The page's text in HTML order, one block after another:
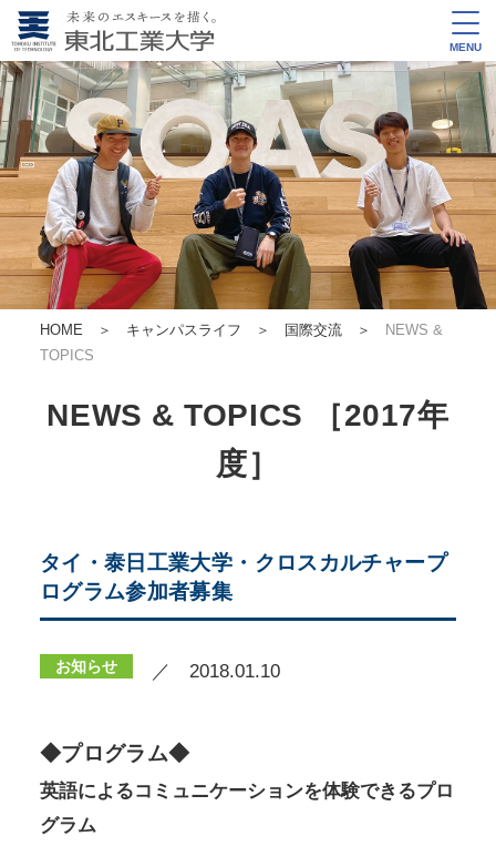
MENU
HOME ＞ キャンパスライフ ＞ 国際交流＞
NEWS &
TOPICS
NEWS & TOPICS ［2017年
度］
タイ・泰日工業大学・クロスカルチャープ
ログラム参加者募集
お知らせ ／ 2018.01.10
◆プログラム◆
英語によるコミュニケーションを体験できるプロ
グラム